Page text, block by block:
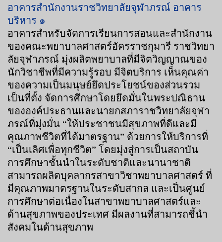
อาคารสำนักงานราชวิทยาลัยจุฬาภรณ์ อาคาร
บริหาร ๑
อาคารสำหรับจัดการเรียนการสอนและสำนักงาน
ของคณะพยาบาลศาสตร์อัครราชกุมารี ราชวิทยา
ลัยจุฬาภรณ์ มุ่งผลิตพยาบาลที่มีจิตวิญญาณของ
นักวิชาชีพที่มีความรู้รอบ มีจิตบริการ เห็นคุณค่า
ของความเป็นมนุษย์ยึดประโยชน์ของส่วนรวม
เป็นที่ตั้ง จัดการศึกษาโดยยึดมั่นในพระปณิธาน
ขององค์ประธานและนายกสภาราชวิทยาลัยจุฬา
ภรณ์ที่มุ่งมั่น “ให้ประชาชนมีสุขภาพที่ดีและมี
คุณภาพชีวิตที่ได้มาตรฐาน” ด้วยการให้บริการที่
“เป็นเลิศเพื่อทุกชีวิต” โดยมุ่งสู่การเป็นสถาบัน
การศึกษาชั้นนำในระดับชาติและนานาชาติ
สามารถผลิตบุคลากรสาขาวิชาพยาบาลศาสตร์ ที่
มีคุณภาพมาตรฐานในระดับสากล และเป็นศูนย์
การศึกษาต่อเนื่องในสาขาพยาบาลศาสตร์และ
ด้านสุขภาพของประเทศ มีผลงานที่สามารถชี้นำ
สังคมในด้านสุขภาพ